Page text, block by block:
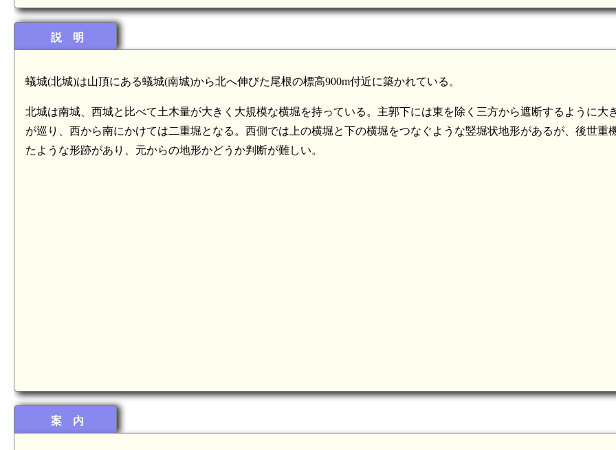
説 明
蟻城(北城)は山頂にある蟻城(南城)から北へ伸びた尾根の標高900m付近に築かれている。
北城は南城、西城と比べて土木量が大きく大規模な横堀を持っている。主郭下には東を除く三方から遮断するように大
が巡り、西から南にかけては二重堀となる。西側では上の横堀と下の横堀をつなぐような竪堀状地形があるが、後世重
たような形跡があり、元からの地形かどうか判断が難しい。
案 内